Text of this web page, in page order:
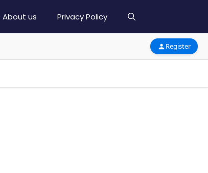
About us Privacy Policy
Register